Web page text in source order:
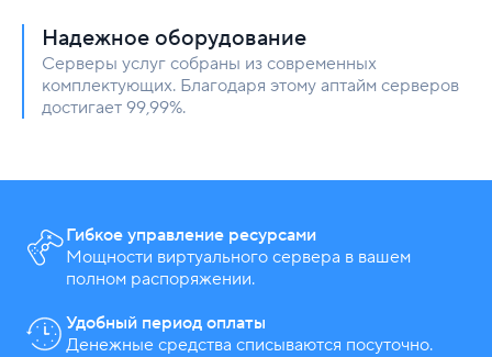
Надежное оборудование
Серверы услуг собраны из современных
комплектующих. Благодаря этому аптайм серверов
достигает 99,99%.
Гибкое управление ресурсами
Мощности виртуального сервера в вашем
полном распоряжении.
Удобный период оплаты
Денежные средства списываются посуточно.